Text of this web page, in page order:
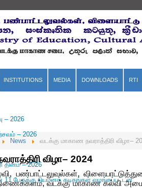
INSTITUTIONS MEDIA DOWNLOADS RTI
– 2026
– 2026
தினம் – 2026
11 பேருக்கு நியமனக் கடிதங்கள் வழங்கப்பட்டன
News வடக்கு மாகாண நவராத்திரி விழா–
விழா– 2024
பண்பாட்டலுவல்கள்,
வடக்கு மாகாண கல்வி